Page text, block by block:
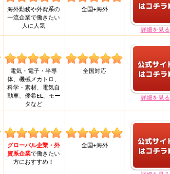
海外勤務や外資系の
一流企業で働きたい
人に人気
全国+海外
詳細を見る
電気・電子・半導
体、機械メカトロ、
科学・素材、電気自
動車、優希EL、モー
タなど
全国対応
詳細を見る
グローバル企業・外
資系企業で働きたい
方におすすめ！
全国+海外